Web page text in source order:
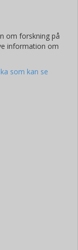
om forskning på
information om
som kan se